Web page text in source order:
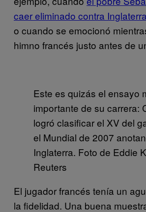
caer eliminado contra
o cuando se emocionó
himno francés justo antes de
Este es quizás el ensayo
importante de su carrera:
logró clasificar el XV del
el Mundial de 2007
Inglaterra. Foto de Eddie
Reuters
El jugador francés tenía un
la fidelidad. Una buena